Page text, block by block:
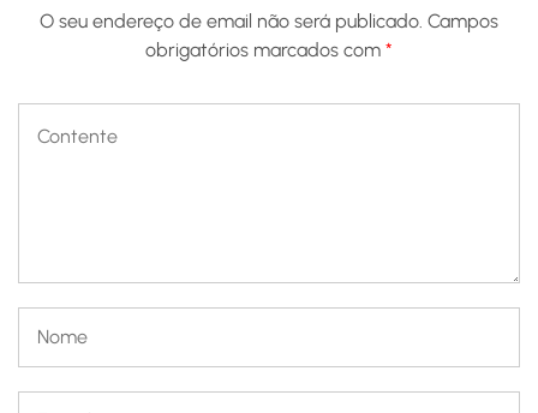
O seu endereço de email não será publicado. Campos
obrigatórios marcados com *